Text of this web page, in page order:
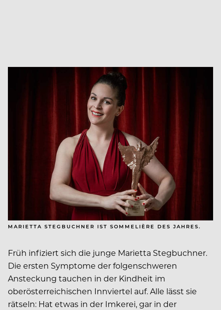
MARIETTA STEGBUCHNER IST SOMMELIÈRE DES JAHRES.
Früh infiziert sich die junge Marietta Stegbuchner.
Die ersten Symptome der folgenschweren
Ansteckung tauchen in der Kindheit im
oberösterreichischen Innviertel auf. Alle lässt sie
rätseln: Hat etwas in der Imkerei, gar in der